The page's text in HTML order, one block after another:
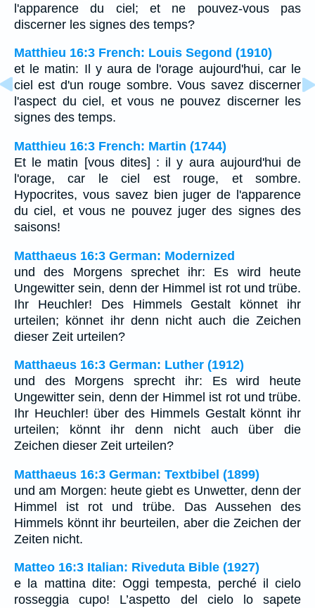
l'apparence du ciel; et ne pouvez-vous pas
discerner les signes des temps?
Matthieu 16:3 French: Louis Segond (1910)
et le matin: Il y aura de l'orage aujourd'hui, car le
ciel est d'un rouge sombre. Vous savez discerner
l'aspect du ciel, et vous ne pouvez discerner les
signes des temps.
Matthieu 16:3 French: Martin (1744)
Et le matin [vous dites] : il y aura aujourd'hui de
l'orage, car le ciel est rouge, et sombre.
Hypocrites, vous savez bien juger de l'apparence
du ciel, et vous ne pouvez juger des signes des
saisons!
Matthaeus 16:3 German: Modernized
und des Morgens sprechet ihr: Es wird heute
Ungewitter sein, denn der Himmel ist rot und trübe.
Ihr Heuchler! Des Himmels Gestalt könnet ihr
urteilen; könnet ihr denn nicht auch die Zeichen
dieser Zeit urteilen?
Matthaeus 16:3 German: Luther (1912)
und des Morgens sprecht ihr: Es wird heute
Ungewitter sein, denn der Himmel ist rot und trübe.
Ihr Heuchler! über des Himmels Gestalt könnt ihr
urteilen; könnt ihr denn nicht auch über die
Zeichen dieser Zeit urteilen?
Matthaeus 16:3 German: Textbibel (1899)
und am Morgen: heute giebt es Unwetter, denn der
Himmel ist rot und trübe. Das Aussehen des
Himmels könnt ihr beurteilen, aber die Zeichen der
Zeiten nicht.
Matteo 16:3 Italian: Riveduta Bible (1927)
e la mattina dite: Oggi tempesta, perché il cielo
rosseggia cupo! L’aspetto del cielo lo sapete